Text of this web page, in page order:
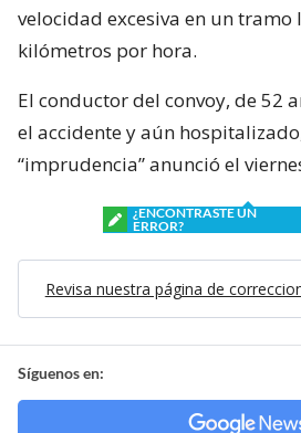
velocidad excesiva en un
kilómetros por hora.
El conductor del convoy, de 52
el accidente y aún
“imprudencia” anunció el
¿ENCONTRASTE UN
ERROR?
Revisa nuestra página de
Síguenos en: